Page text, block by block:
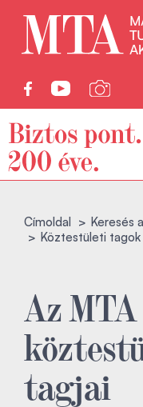
Címoldal
Keresés
Köztestületi tagok
Az MTA
tagjai